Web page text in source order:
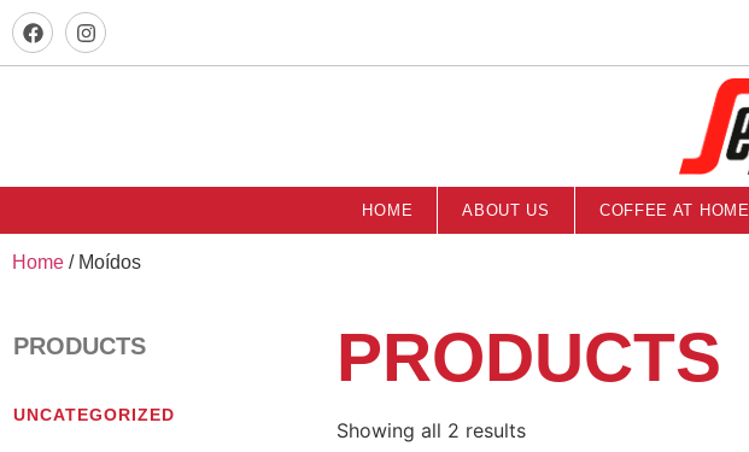
HOME ABOUT US COFFEE AT HOME
Home / Moídos
PRODUCTS
UNCATEGORIZED
PRODUCTS
Showing all 2 results